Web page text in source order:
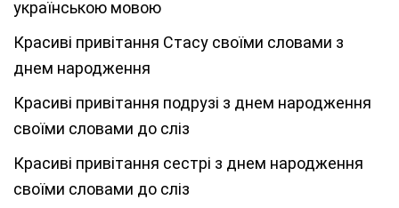
українською мовою
Красиві привітання Стасу своїми словами з
днем народження
Красиві привітання подрузі з днем народження
своїми словами до сліз
Красиві привітання сестрі з днем народження
своїми словами до сліз